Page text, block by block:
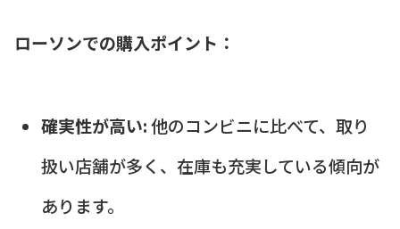
ローソンでの購入ポイント：
確実性が高い:他のコンビニに比べて、取り
扱い店舗が多く、在庫も充実している傾向が
あります。